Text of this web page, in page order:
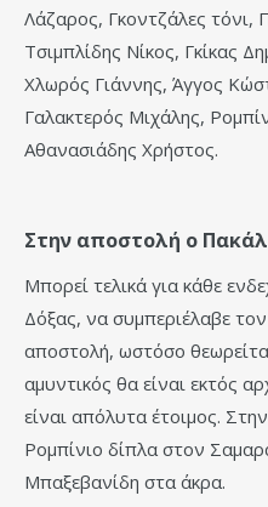
Λάζαρος, Γκοντζάλες τόνι,
Τσιμπλίδης Νίκος, Γκίκας
Χλωρός Γιάννης, Άγγος
Γαλακτερός Μιχάλης,
Αθανασιάδης Χρήστος.
Στην αποστολή ο
Μπορεί τελικά για κάθε
Δόξας, να συμπεριέλαβε
αποστολή, ωστόσο
αμυντικός θα είναι εκτός
είναι απόλυτα έτοιμος.
Ρομπίνιο δίπλα στον
Μπαξεβανίδη στα άκρα.